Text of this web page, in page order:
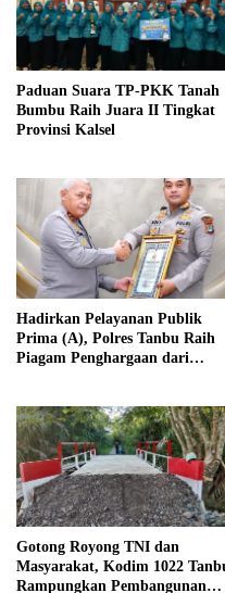
Paduan Suara TP-PKK Tanah
Bumbu Raih Juara II Tingkat
Provinsi Kalsel
Hadirkan Pelayanan Publik
Prima (A), Polres Tanbu Raih
Piagam Penghargaan dari
Gotong Royong TNI dan
Masyarakat, Kodim 1022
Rampungkan Pembangunan